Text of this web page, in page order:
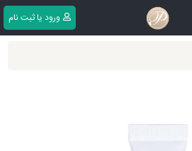
ورود یا ثبت ‌نام